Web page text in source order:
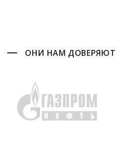
ОНИ НАМ ДОВЕРЯЮТ